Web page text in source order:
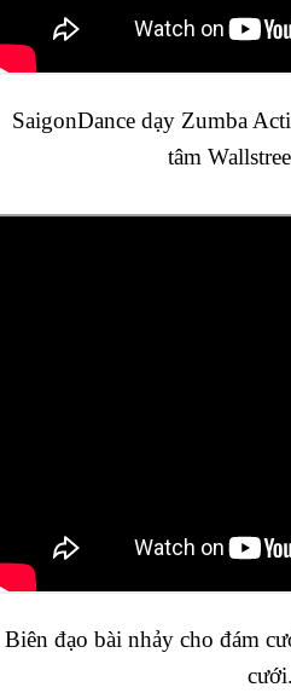
SaigonDance dạy Zumba
tâm
Biên đạo bài nhảy cho đám
cưới.